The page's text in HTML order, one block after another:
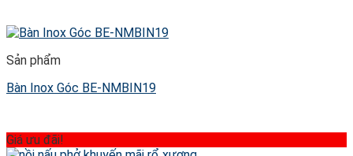
Sản phẩm
Bàn Inox Góc BE-NMBIN19
Giá ưu đãi!